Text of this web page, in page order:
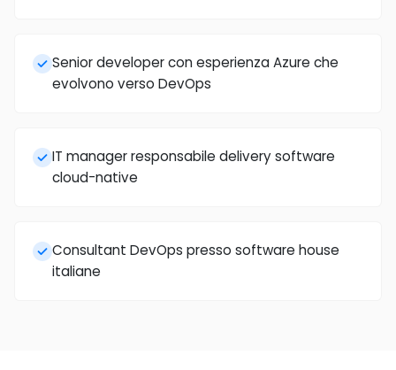
Senior developer con esperienza Azure che
evolvono verso DevOps
IT manager responsabile delivery software
cloud-native
Consultant DevOps presso software house
italiane